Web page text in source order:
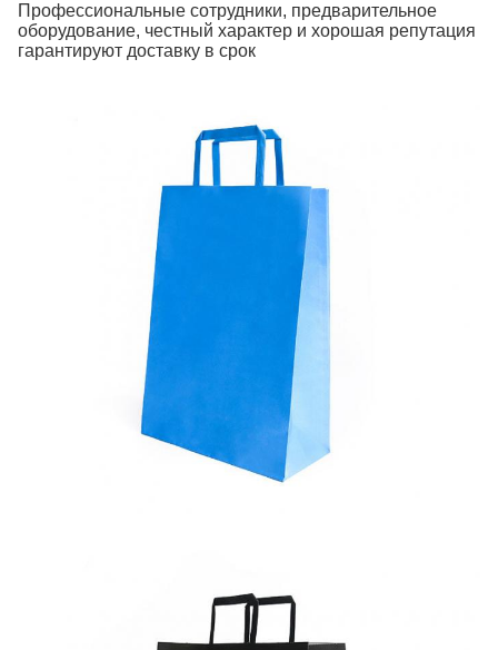
Профессиональные сотрудники, предварительное
оборудование, честный характер и хорошая репутация
гарантируют доставку в срок